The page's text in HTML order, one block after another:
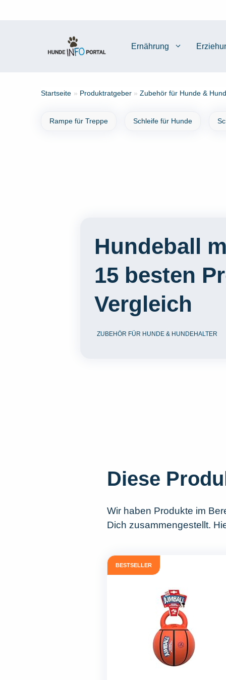
Ernährung
Startseite » Produktratgeber » Zubehör für Hunde &
Rampe für Treppe Schleife für Hunde
Hundeball
15 besten
Vergleich
ZUBEHÖR FÜR HUNDE & HUNDEHALTER
Diese
Wir haben Produkte im
Dich zusammengestellt.
BESTSELLER